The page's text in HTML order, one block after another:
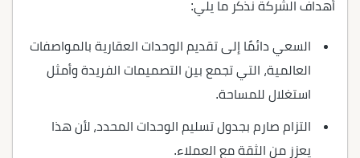
أهداف الشركة نذكر ما يلي:
السعي دائمًا إلى تقديم الوحدات العقارية بالمواصفات
العالمية، التي تجمع بين التصميمات الفريدة وأمثل
استغلال للمساحة.
التزام صارم بجدول تسليم الوحدات المحدد، لأن هذا
يعزز من الثقة مع العملاء.